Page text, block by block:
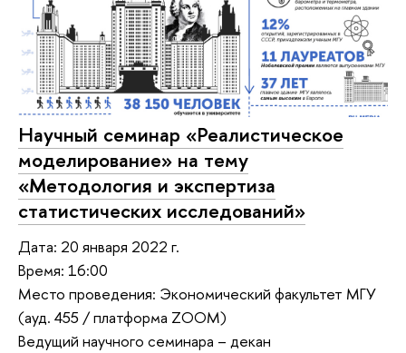
Научный семинар «Реалистическое
моделирование» на тему
«Методология и экспертиза
статистических исследований»
Дата: 20 января 2022 г.
Время: 16:00
Место проведения: Экономический факультет МГУ
(ауд. 455 / платформа ZOOM)
Ведущий научного семинара – декан